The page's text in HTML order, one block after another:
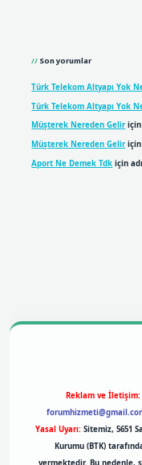
Son yorumlar
Türk Telekom Altyapı Yok
Türk Telekom Altyapı Yok
Müşterek Nereden Gelir
Müşterek Nereden Gelir
Aport Ne Demek Tdk için
Reklam ve İletişim:
Yasal Uyarı: Sitemiz, 5651
Kurumu (BTK)